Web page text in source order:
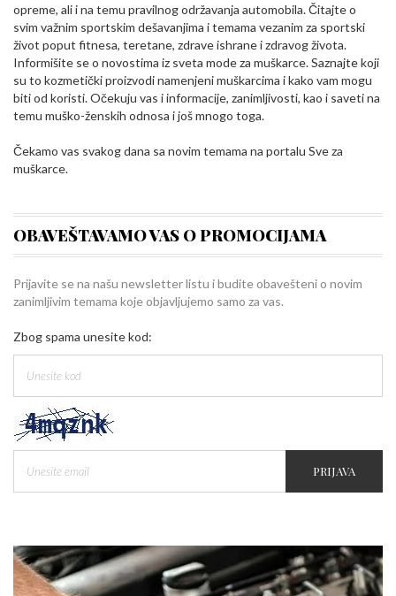
opreme, ali i na temu pravilnog održavanja automobila. Čitajte o
svim važnim sportskim dešavanjima i temama vezanim za sportski
život poput fitnesa, teretane, zdrave ishrane i zdravog života.
Informišite se o novostima iz sveta mode za muškarce. Saznajte koji
su to kozmetički proizvodi namenjeni muškarcima i kako vam mogu
biti od koristi. Očekuju vas i informacije, zanimljivosti, kao i saveti na
temu muško-ženskih odnosa i još mnogo toga.
Čekamo vas svakog dana sa novim temama na portalu Sve za
muškarce.
OBAVEŠTAVAMO VAS O PROMOCIJAMA
Prijavite se na našu newsletter listu i budite obavešteni o novim
zanimljivim temama koje objavljujemo samo za vas.
Zbog spama unesite kod:
PRIJAVA